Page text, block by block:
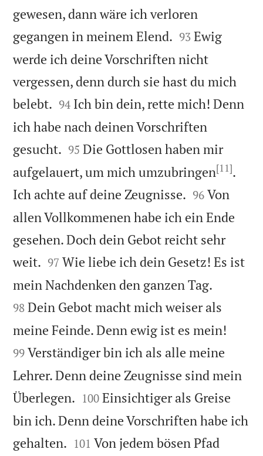
gewesen, dann wäre ich verloren
gegangen in meinem Elend. 

93 Ewig
werde ich deine Vorschriften nicht
vergessen, denn durch sie hast du mich
belebt. 

94 Ich bin dein, rette mich! Denn
ich habe nach deinen Vorschriften
gesucht. 

95 Die Gottlosen haben mir
aufgelauert, um mich umzubringen[11].
Ich achte auf deine Zeugnisse. 

96 Von
allen Vollkommenen habe ich ein Ende
gesehen. Doch dein Gebot reicht sehr
weit. 

97 Wie liebe ich dein Gesetz! Es ist
mein Nachdenken den ganzen Tag.
98 Dein Gebot macht mich weiser als
meine Feinde. Denn ewig ist es mein!
99 Verständiger bin ich als alle meine
Lehrer. Denn deine Zeugnisse sind mein
Überlegen. 

100 Einsichtiger als Greise
bin ich. Denn deine Vorschriften habe ich
gehalten. 

101 Von jedem bösen Pfad